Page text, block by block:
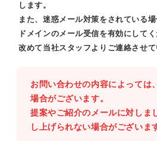
します。
また、迷惑メール対策をされている
ドメインのメール受信を有効にしてく
改めて当社スタッフよりご連絡させて
お問い合わせの内容によっては
場合がございます。
提案やご紹介のメールに対しま
し上げられない場合がございま